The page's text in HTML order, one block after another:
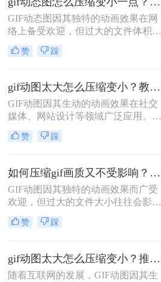
GIF动态图因其独特的动画效果在网
络上备受欢迎，但过大的文件体积往
往会影响加载速度和用户体验。因
此，将GIF动态图压缩变小成为了一
缩变小一点呢？本文将介绍两种压缩
GIF动态图的方法。
赞 踩
gif动图太大怎么压缩变小？教你二招高效压缩！
GIF动图因其生动的动画效果在社交
媒体、网站设计等领域广泛应用。然
而，由于GIF文件通常包含大量的帧
数，文件大小往往较大，这不仅影响
空间的浪费。那么gif动图太大怎么压
缩变小呢？本文将介绍两种高效的
GIF压缩方法，帮助你在不损失画质
的前提下减小文件大小。
赞 踩
如何压缩gif画质又不受影响？学会二招搞定压缩！
GIF动图因其独特的动画效果而广受
欢迎，但过大的文件大小往往会影响
加载速度和分享体验。如何压缩gif画
质又不受影响，成为了许多用户关注
图的方法，旨在帮助你在不损失画质
的情况下减小文件大小。
赞 踩
gif动图太大怎么压缩变小？推荐二个压缩方法！
随着互联网的发展，GIF动图因其生